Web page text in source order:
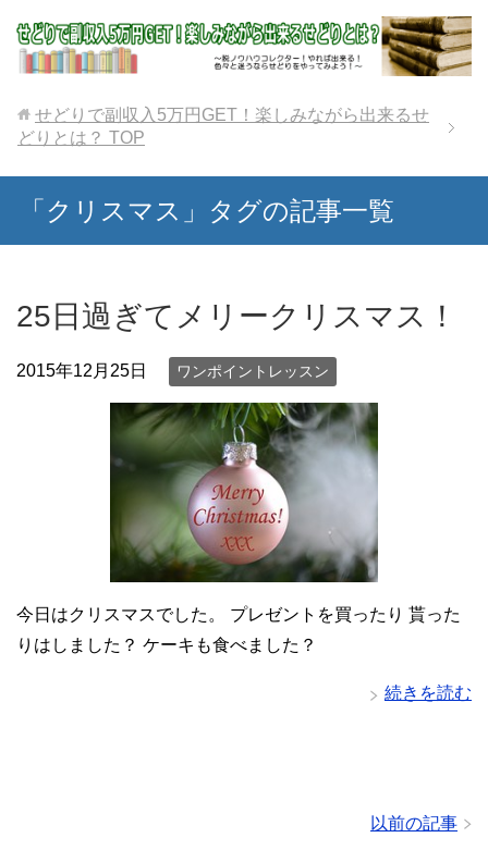
せどりで副収入5万円GET！楽しみながら出来るせ
どりとは？ TOP
「クリスマス」タグの記事一覧
25日過ぎてメリークリスマス！
2015年12月25日 ワンポイントレッスン
今日はクリスマスでした。 プレゼントを買ったり 貰った
りはしました？ ケーキも食べました？
続きを読む
以前の記事